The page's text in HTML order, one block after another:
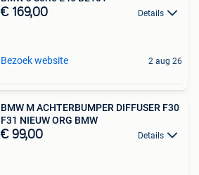
€ 169,00 Details
Bezoek website 2 aug 26
BMW M ACHTERBUMPER DIFFUSER F30
F31 NIEUW ORG BMW
€ 99,00 Details